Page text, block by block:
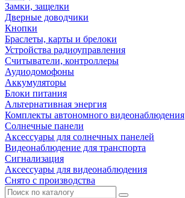
Замки, защелки
Дверные доводчики
Кнопки
Браслеты, карты и брелоки
Устройства радиоуправления
Считыватели, контроллеры
Аудиодомофоны
Аккумуляторы
Блоки питания
Альтернативная энергия
Комплекты автономного видеонаблюдения
Солнечные панели
Аксессуары для солнечных панелей
Видеонаблюдение для транспорта
Сигнализация
Аксессуары для видеонаблюдения
Снято с производства